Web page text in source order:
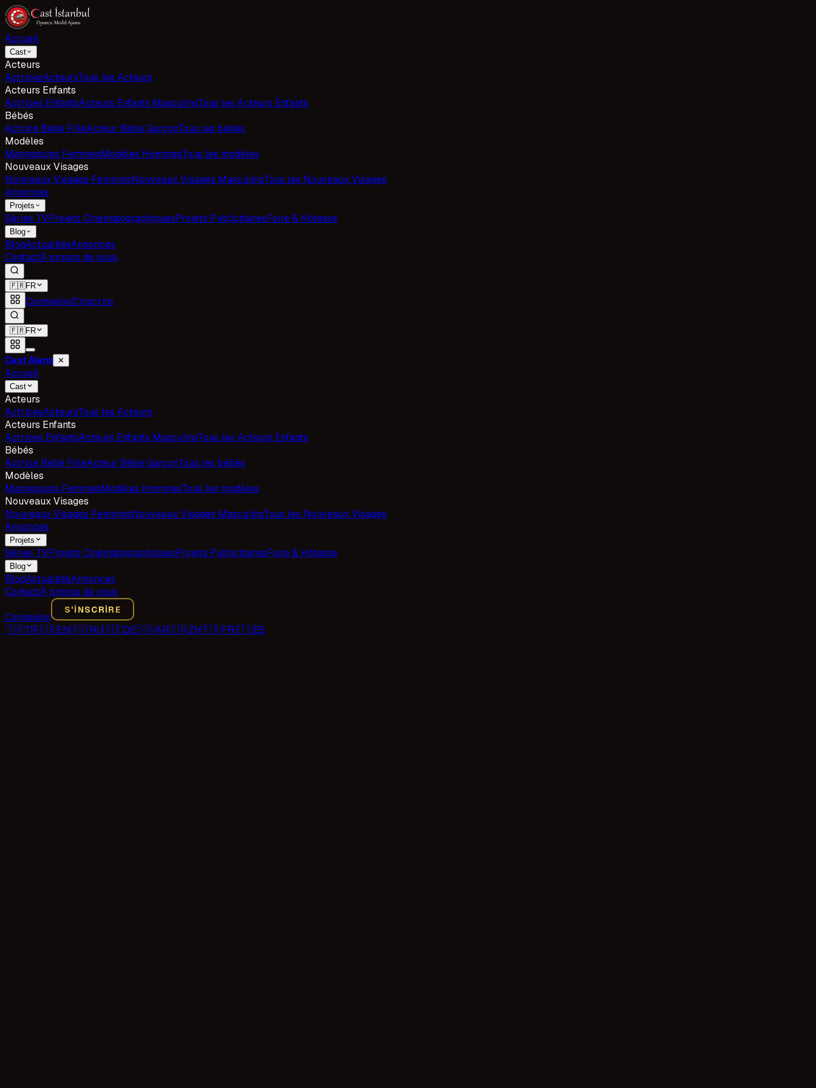
Accueil
Cast
Acteurs
ActricesActeursTous les Acteurs
Acteurs Enfants
Actrices EnfantsActeurs Enfants MasculinsTous les Acteurs Enfants
Bébés
Actrice Bébé FilleActeur Bébé GarçonTous les bébés
Modèles
Mannequins FemmesModèles HommesTous les modèles
Nouveaux Visages
Nouveaux Visages FémininsNouveaux Visages MasculinsTous les Nouveaux Visages
Annonces
Projets
Séries TVProjets CinématographiquesProjets PublicitairesFoire & Hôtesse
Blog
BlogActualitésAnnonces
ContactÀ propos de nous
🇫🇷FR
ConnexionS'inscrire
🇫🇷FR
Cast Ajans ✕
Accueil
Cast
Acteurs
ActricesActeursTous les Acteurs
Acteurs Enfants
Actrices EnfantsActeurs Enfants MasculinsTous les Acteurs Enfants
Bébés
Actrice Bébé FilleActeur Bébé GarçonTous les bébés
Modèles
Mannequins FemmesModèles HommesTous les modèles
Nouveaux Visages
Nouveaux Visages FémininsNouveaux Visages MasculinsTous les Nouveaux Visages
Annonces
Projets
Séries TVProjets CinématographiquesProjets PublicitairesFoire & Hôtesse
Blog
BlogActualitésAnnonces
ContactÀ propos de nous
Connexion
S'INSCRIRE
🇹🇷TR🇬🇧EN🇷🇺RU🇩🇪DE🇸🇦AR🇨🇳ZH🇫🇷FR🇪🇸ES